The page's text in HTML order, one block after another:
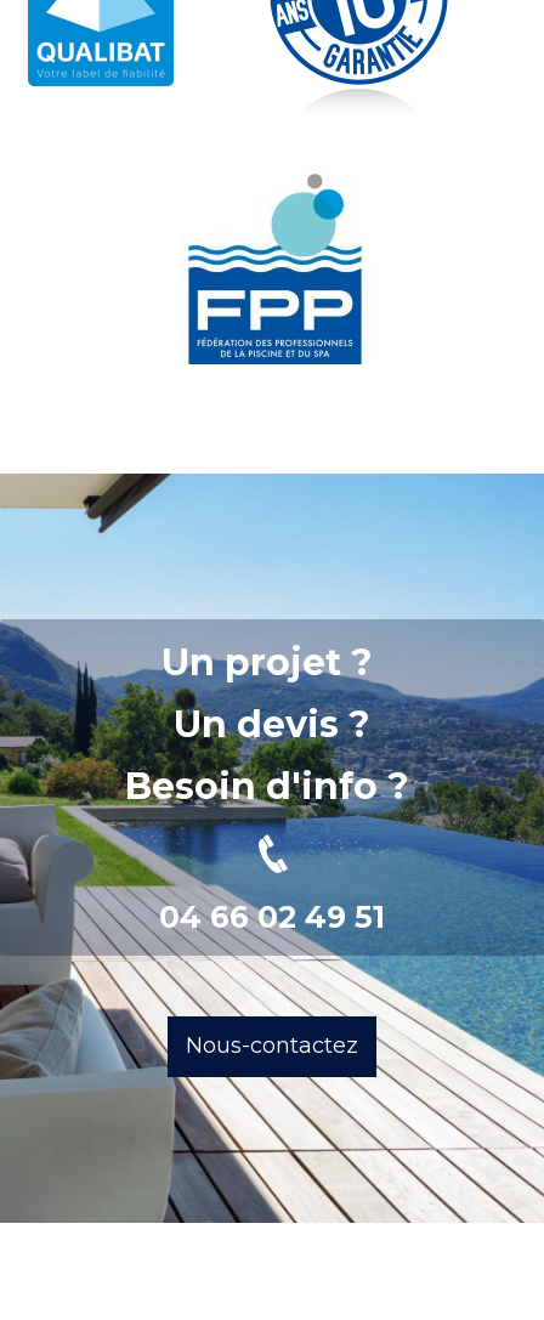
Un projet ?
Un devis ?
Besoin d'info ?
04 66 02 49 51
Nous-contactez